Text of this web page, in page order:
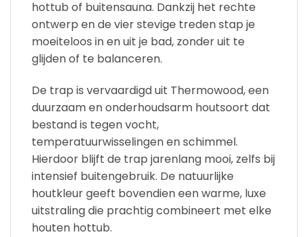
hottub of buitensauna. Dankzij het rechte
ontwerp en de vier stevige treden stap je
moeiteloos in en uit je bad, zonder uit te
glijden of te balanceren.
De trap is vervaardigd uit Thermowood, een
duurzaam en onderhoudsarm houtsoort dat
bestand is tegen vocht,
temperatuurwisselingen en schimmel.
Hierdoor blijft de trap jarenlang mooi, zelfs bij
intensief buitengebruik. De natuurlijke
houtkleur geeft bovendien een warme, luxe
uitstraling die prachtig combineert met elke
houten hottub.